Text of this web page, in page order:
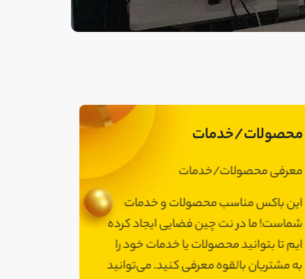
محصولات/خدمات
معرفی محصولات/خدمات
این باکس مناسب محصولات و خدمات
شماست! ما در نت چین فضایی ایجاد کرده
ایم تا بتوانید محصولات یا خدمات خود را
به مشتریان بالقوه معرفی کنید. می‌توانید
شماست! ما در